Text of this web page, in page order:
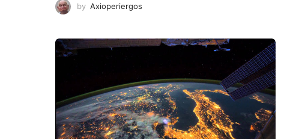
by Axioperiergos